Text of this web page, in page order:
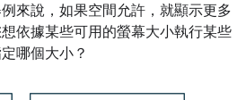
來說，如果空間允許，就顯示更多
依據某些可用的螢幕大小執行某些
哪個大小？